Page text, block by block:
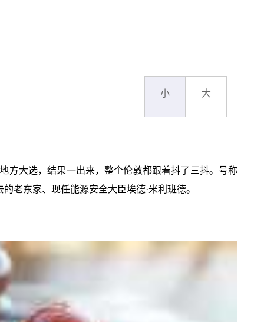
小 大
方大选，结果一出来，整个伦敦都跟着抖了三抖。号称
老东家、现任能源安全大臣埃德·米利班德。